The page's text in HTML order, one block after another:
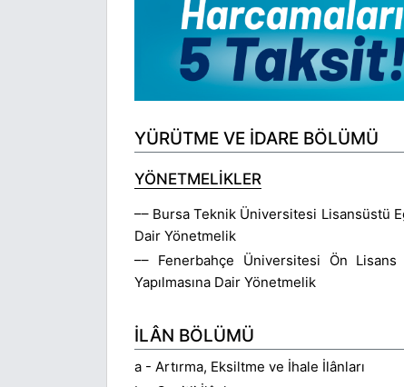
YÜRÜTME VE İDARE BÖLÜMÜ
YÖNETMELİKLER
–– Bursa Teknik Üniversitesi Lisansüstü
Dair Yönetmelik
–– Fenerbahçe Üniversitesi Ön
Yapılmasına Dair Yönetmelik
İLÂN BÖLÜMÜ
a - Artırma, Eksiltme ve İhale İlânları